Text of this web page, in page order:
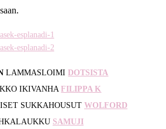
LAMMASLOIMIDOTSISTA
IKIVANHAFILIPPA K
SUKKAHOUSUT WOLFORD
SAMUJI